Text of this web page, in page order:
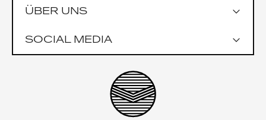
Google Maps
Garage Praterstrasse 1
ÜBER UNS
SOCIAL MEDIA